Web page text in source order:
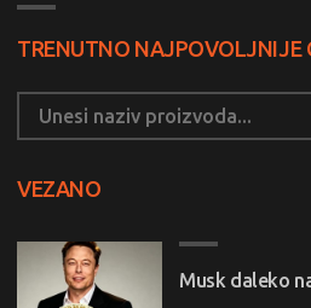
TRENUTNO NAJPOVOLJNIJE
VEZANO
Musk daleko